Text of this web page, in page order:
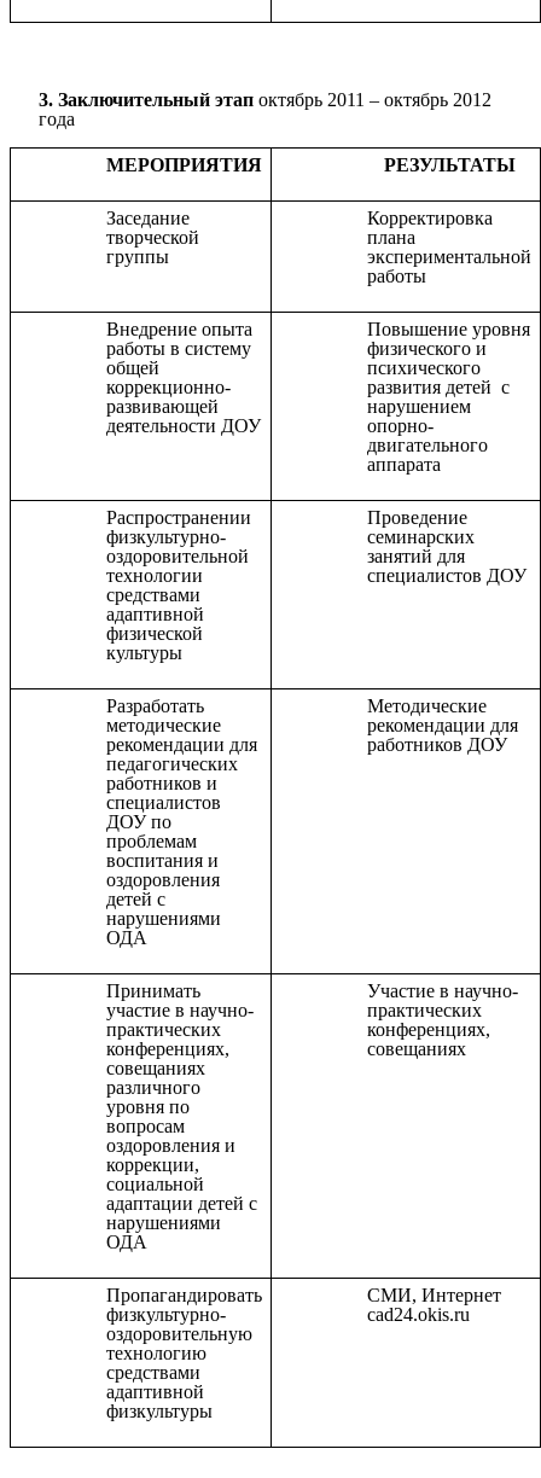
3. Заключительный этап октябрь 2011 – октябрь 2012
года
МЕРОПРИЯТИЯ РЕЗУЛЬТАТЫ
Заседание
творческой
группы
Корректировка
плана
экспериментальной
работы
Внедрение опыта
работы в систему
общей
коррекционно-
развивающей
деятельности ДОУ
Повышение уровня
физического и
психического
развития детей с
нарушением
опорно-
двигательного
аппарата
Распространении
физкультурно-
оздоровительной
технологии
средствами
адаптивной
физической
культуры
Проведение
семинарских
занятий для
специалистов ДОУ
Разработать
методические
рекомендации для
педагогических
работников и
специалистов
ДОУ по
проблемам
воспитания и
оздоровления
детей с
нарушениями
ОДА
Методические
рекомендации для
работников ДОУ
Принимать
участие в научно-
практических
конференциях,
совещаниях
различного
уровня по
вопросам
оздоровления и
коррекции,
социальной
адаптации детей с
нарушениями
ОДА
Участие в научно-
практических
конференциях,
совещаниях
Пропагандировать
физкультурно-
оздоровительную
технологию
средствами
адаптивной
физкультуры
СМИ, Интернет
cad24.okis.ru